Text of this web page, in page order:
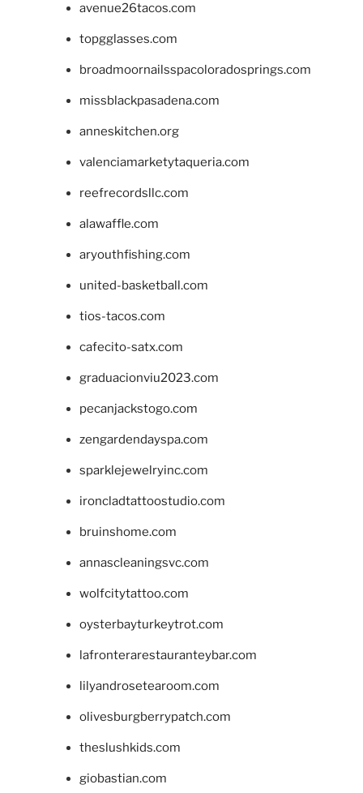
avenue26tacos.com
topgglasses.com
broadmoornailsspacoloradosprings.com
missblackpasadena.com
anneskitchen.org
valenciamarketytaqueria.com
reefrecordsllc.com
alawaffle.com
aryouthfishing.com
united-basketball.com
tios-tacos.com
cafecito-satx.com
graduacionviu2023.com
pecanjackstogo.com
zengardendayspa.com
sparklejewelryinc.com
ironcladtattoostudio.com
bruinshome.com
annascleaningsvc.com
wolfcitytattoo.com
oysterbayturkeytrot.com
lafronterarestauranteybar.com
lilyandrosetearoom.com
olivesburgberrypatch.com
theslushkids.com
giobastian.com